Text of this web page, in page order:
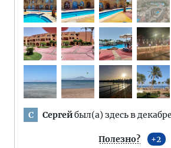
С Сергейбыл(а) здесь в
Полезно? 2